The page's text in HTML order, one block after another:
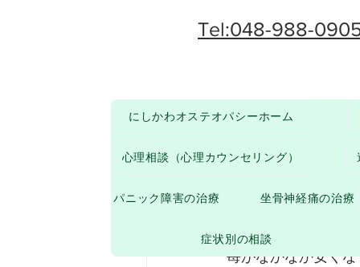
Tel:048-988-
パワー
paruten4 2022年2
苺がなかなか安く
にしかわオステオパシーホーム
心理相談（心理カウンセリング）
パニック障害の治療 坐骨神経痛の治療
症状別の相談